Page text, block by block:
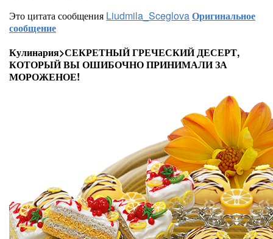
Это цитата сообщения Liudmila_SceglovaОригинальное
сообщение
Кулинария>СЕКРЕТНЫЙ ГРЕЧЕСКИЙ ДЕСЕРТ,
КОТОРЫЙ ВЫ ОШИБОЧНО ПРИНИМАЛИ ЗА
МОРОЖЕНОЕ!